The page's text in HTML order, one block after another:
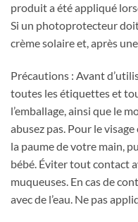
produit a été appliqué
Si un photoprotecteur
crème solaire et, après
Précautions : Avant
toutes les étiquettes et
l’emballage, ainsi que le
abusez pas. Pour le
la paume de votre main,
bébé. Éviter tout contact
muqueuses. En cas de
avec de l’eau. Ne pas